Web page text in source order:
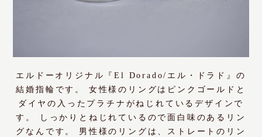
エルドーオリジナル『El Dorado/エル・ドラド』の
結婚指輪です。 女性様のリングはピンクゴールドと
ダイヤの入ったプラチナがねじれているデザインで
す。 しっかりとねじれているので面白味のあるリン
グなんです。 男性様のリングは、ストレートのリン